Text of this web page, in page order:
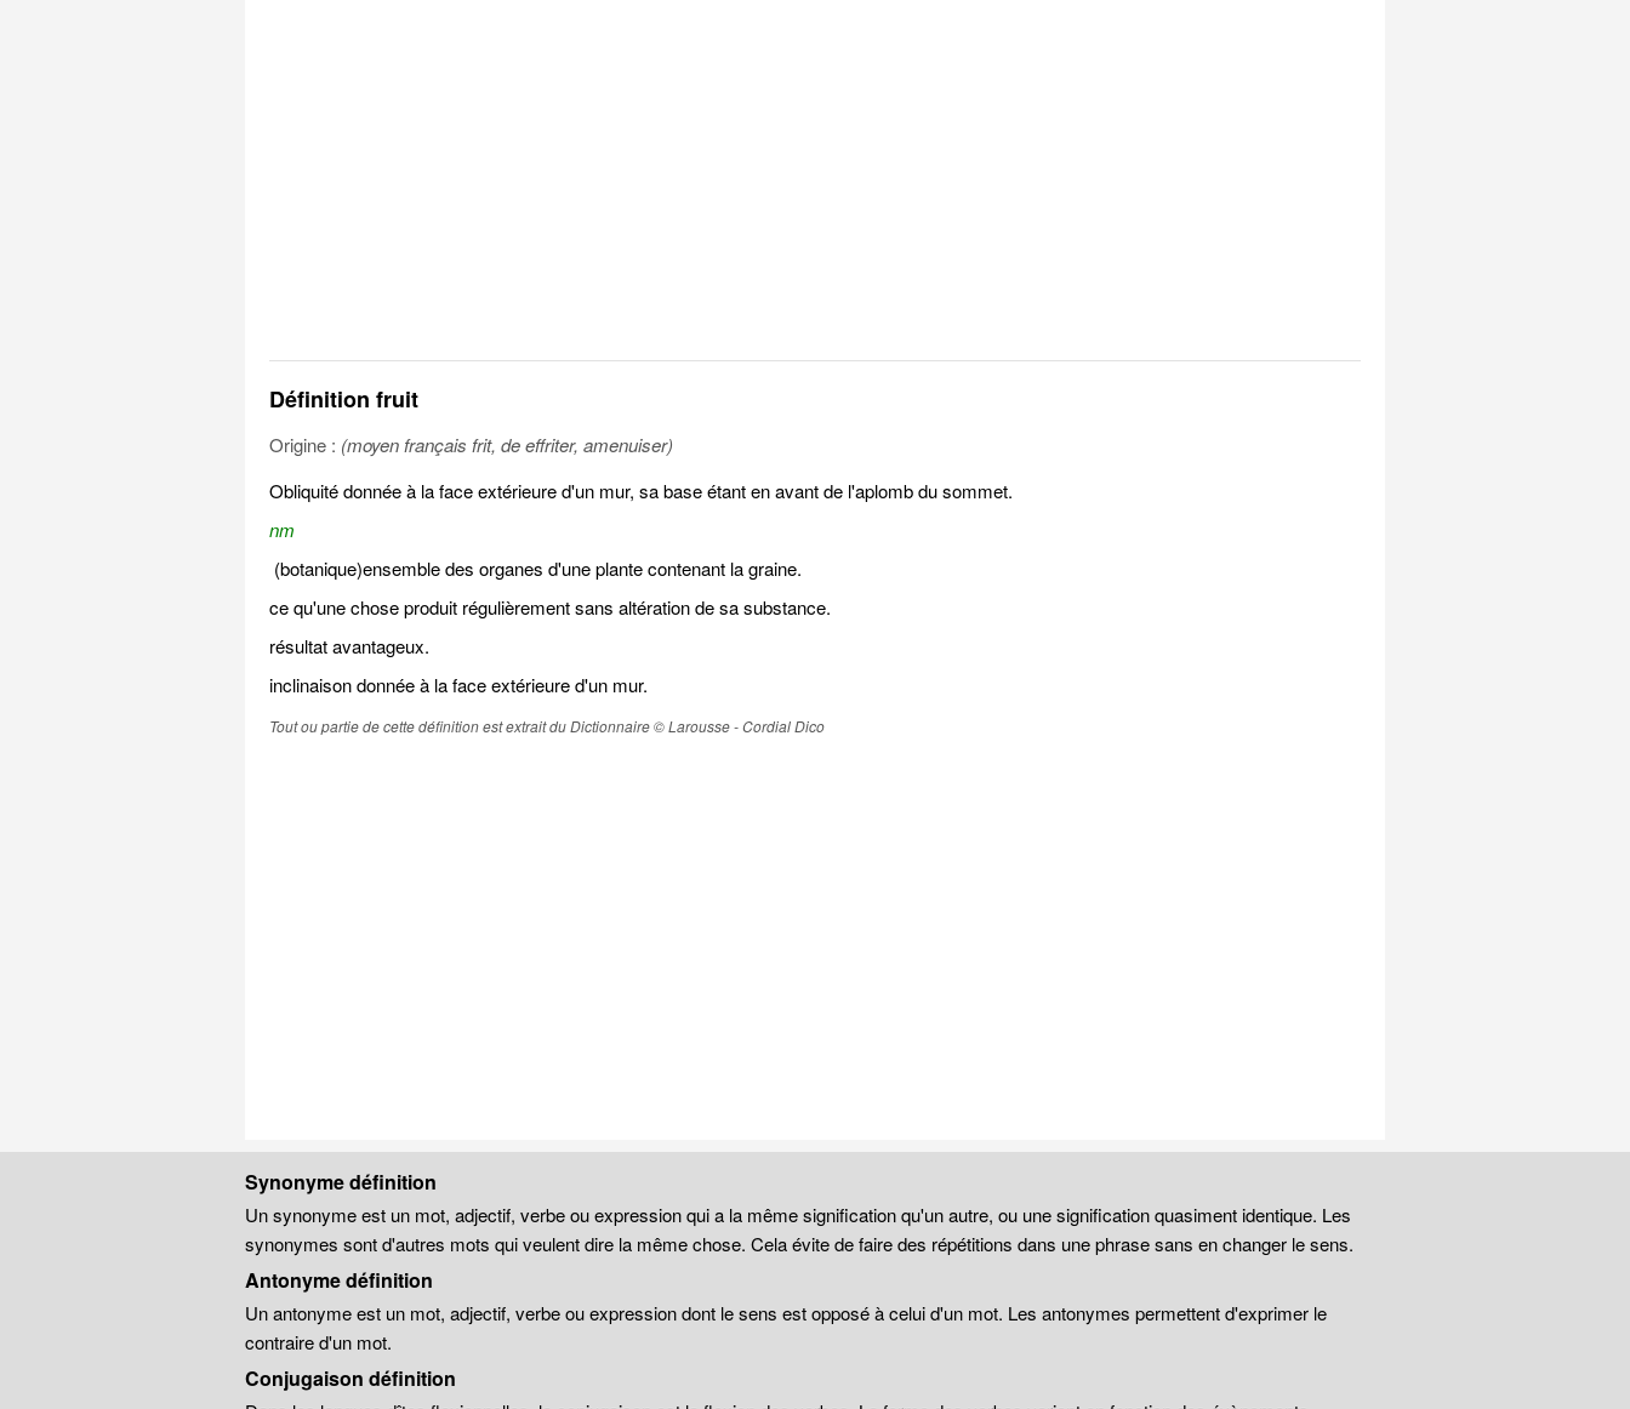
Définition fruit
Origine : (moyen français frit, de effriter, amenuiser)
Obliquité donnée à la face extérieure d'un mur, sa base étant en avant de l'aplomb du sommet.
nm
(botanique)ensemble des organes d'une plante contenant la graine.
ce qu'une chose produit régulièrement sans altération de sa substance.
résultat avantageux.
inclinaison donnée à la face extérieure d'un mur.
Tout ou partie de cette définition est extrait du Dictionnaire © Larousse - Cordial Dico
Synonyme définition
Un synonyme est un mot, adjectif, verbe ou expression qui a la même signification qu'un autre, ou une signification quasiment identique. Les
synonymes sont d'autres mots qui veulent dire la même chose. Cela évite de faire des répétitions dans une phrase sans en changer le sens.
Antonyme définition
Un antonyme est un mot, adjectif, verbe ou expression dont le sens est opposé à celui d'un mot. Les antonymes permettent d'exprimer le
contraire d'un mot.
Conjugaison définition